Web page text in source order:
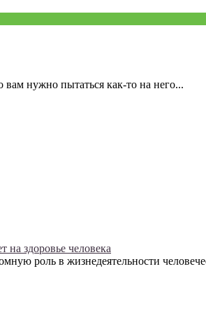
нужно пытаться как-то на него...
на здоровье человека
роль в жизнедеятельности